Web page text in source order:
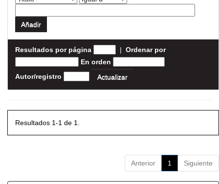
Resultados por página | Ordenar por
En orden
Autor/registro
Resultados 1-1 de 1.
Anterior 1 Siguiente